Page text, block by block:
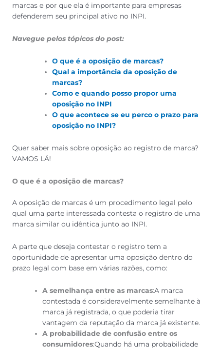
marcas e por que ela é importante para empresas
defenderem seu principal ativo no INPI.
Navegue pelos tópicos do post:
O que é a oposição de marcas?
Qual a importância da oposição de
marcas?
Como e quando posso propor uma
oposição no INPI
O que acontece se eu perco o prazo para
oposição no INPI?
Quer saber mais sobre oposição ao registro de marca?
VAMOS LÁ!
O que é a oposição de marcas?
A oposição de marcas é um procedimento legal pelo
qual uma parte interessada contesta o registro de uma
marca similar ou idêntica junto ao INPI.
A parte que deseja contestar o registro tem a
oportunidade de apresentar uma oposição dentro do
prazo legal com base em várias razões, como:
A semelhança entre as marcas:A marca
contestada é consideravelmente semelhante à
marca já registrada, o que poderia tirar
vantagem da reputação da marca já existente.
A probabilidade de confusão entre os
consumidores:Quando há uma probabilidade